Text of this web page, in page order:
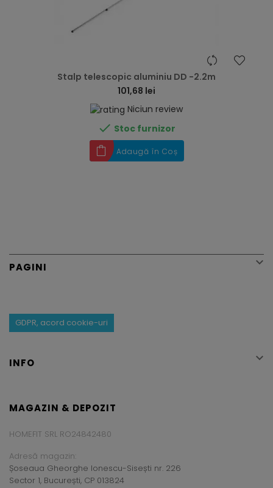
Stalp telescopic aluminiu DD -2.2m
101,68 lei
Niciun review
 Stoc furnizor
Adaugă în Coș
PAGINI 
GDPR, acord cookie-uri
INFO 
MAGAZIN & DEPOZIT
HOMEFIT SRL RO24842480
Adresă magazin:
Șoseaua Gheorghe Ionescu-Sisești nr. 226
Sector 1, București, CP 013824